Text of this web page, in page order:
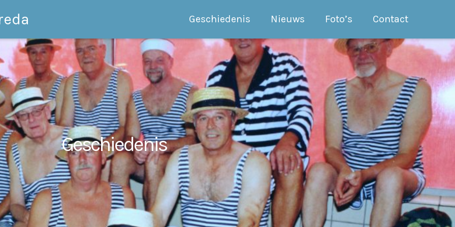
Geschiedenis Nieuws Foto’s Contact
Geschiedenis